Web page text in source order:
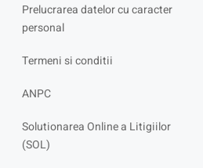
Prelucrarea datelor cu caracter
personal
Termeni si conditii
ANPC
Solutionarea Online a Litigiilor
(SOL)